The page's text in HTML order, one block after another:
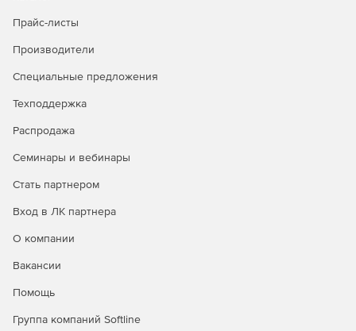
Прайс-листы
Производители
Специальные предложения
Техподдержка
Распродажа
Семинары и вебинары
Стать партнером
Вход в ЛК партнера
О компании
Вакансии
Помощь
Группа компаний Softline